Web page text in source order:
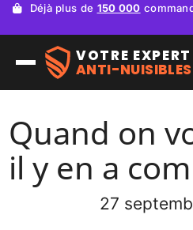
Besoin d'un professionnel ?
VOTRE EXPERT
ANTI-NUISIBLES
Quand on
il y en a
27